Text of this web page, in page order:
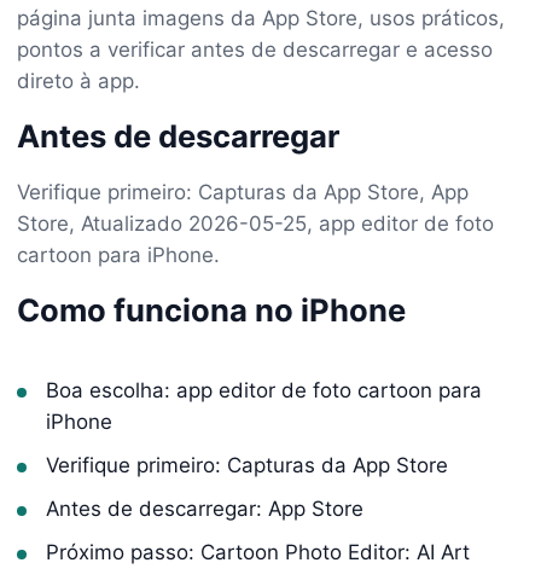
página junta imagens da App Store, usos práticos,
pontos a verificar antes de descarregar e acesso
direto à app.
Antes de descarregar
Verifique primeiro: Capturas da App Store, App
Store, Atualizado 2026-05-25, app editor de foto
cartoon para iPhone.
Como funciona no iPhone
Boa escolha: app editor de foto cartoon para
iPhone
Verifique primeiro: Capturas da App Store
Antes de descarregar: App Store
Próximo passo: Cartoon Photo Editor: AI Art